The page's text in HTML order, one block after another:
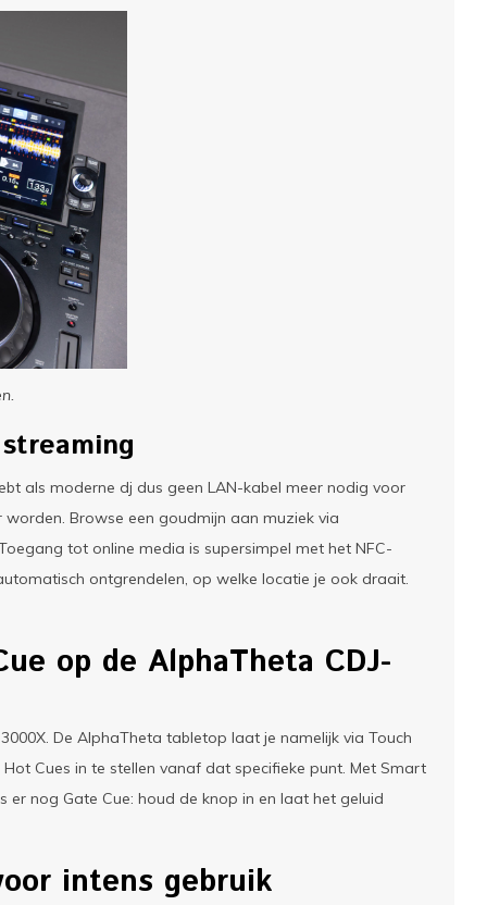
als moderne dj dus geen LAN-kabel meer nodig voor
Browse een goudmijn aan muziek via
tot online media is supersimpel met het NFC-
ontgrendelen, op welke locatie je ook draait.
op de AlphaTheta CDJ-
De AlphaTheta tabletop laat je namelijk via Touch
Cues in te stellen vanaf dat specifieke punt. Met Smart
nog Gate Cue: houd de knop in en laat het geluid
intens gebruik